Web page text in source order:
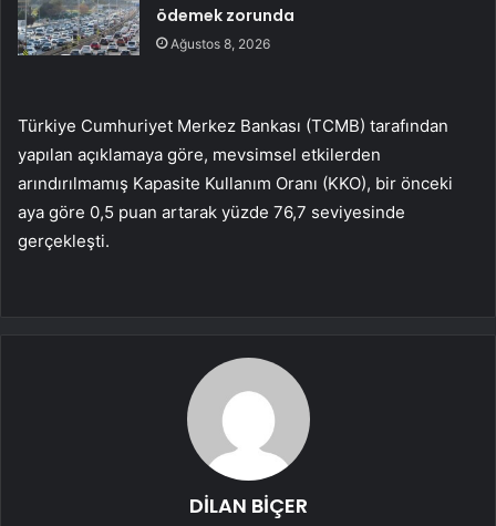
ödemek zorunda
Ağustos 8, 2026
Türkiye Cumhuriyet Merkez Bankası (TCMB) tarafından
yapılan açıklamaya göre, mevsimsel etkilerden
arındırılmamış Kapasite Kullanım Oranı (KKO), bir önceki
aya göre 0,5 puan artarak yüzde 76,7 seviyesinde
gerçekleşti.
DİLAN BİÇER